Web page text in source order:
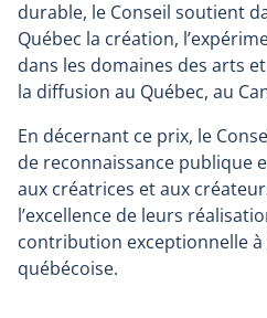
durable, le Conseil soutient
Québec la création,
dans les domaines des arts
la diffusion au Québec, au
En décernant ce prix, le
de reconnaissance publique
aux créatrices et aux
l’excellence de leurs
contribution exceptionnelle
québécoise.